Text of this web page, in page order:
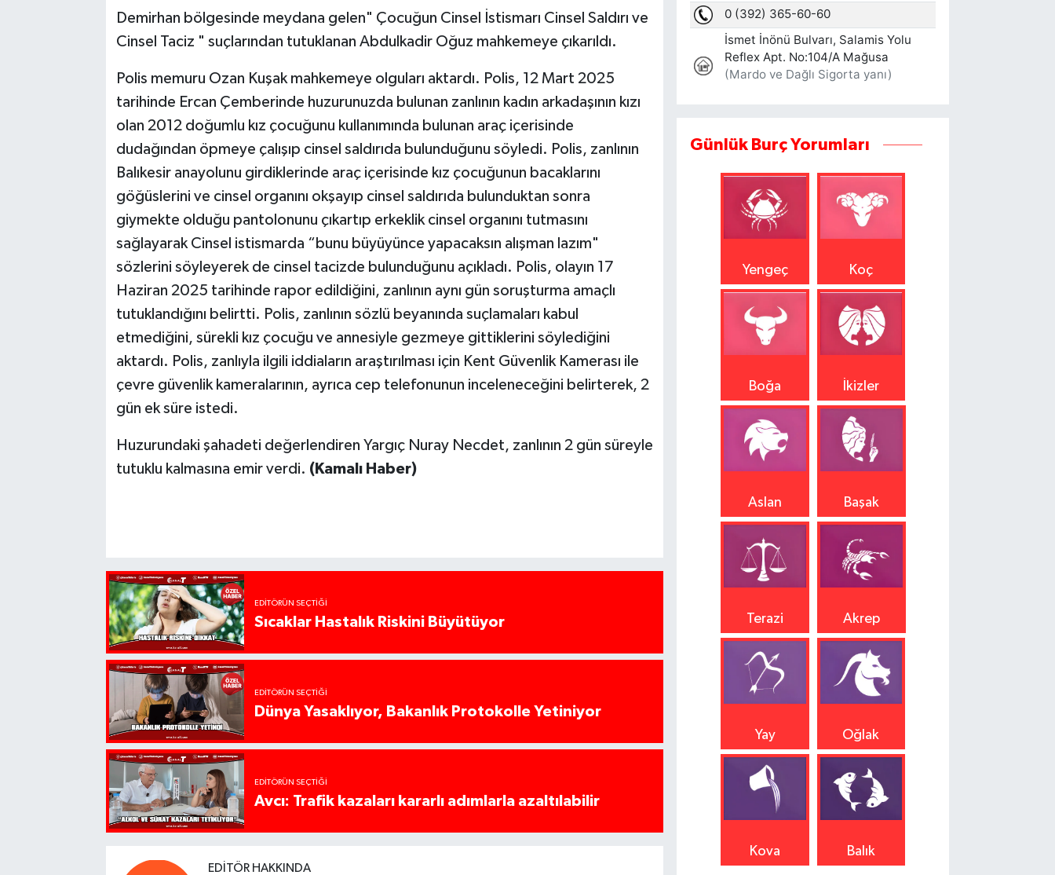
Demirhan bölgesinde meydana gelen" Çocuğun Cinsel İstismarı Cinsel Saldırı ve
Cinsel Taciz " suçlarından tutuklanan Abdulkadir Oğuz mahkemeye çıkarıldı.
Polis memuru Ozan Kuşak mahkemeye olguları aktardı. Polis, 12 Mart 2025
tarihinde Ercan Çemberinde huzurunuzda bulunan zanlının kadın arkadaşının kızı
olan 2012 doğumlu kız çocuğunu kullanımında bulunan araç içerisinde
dudağından öpmeye çalışıp cinsel saldırıda bulunduğunu söyledi. Polis, zanlının
Balıkesir anayolunu girdiklerinde araç içerisinde kız çocuğunun bacaklarını
göğüslerini ve cinsel organını okşayıp cinsel saldırıda bulunduktan sonra
giymekte olduğu pantolonunu çıkartıp erkeklik cinsel organını tutmasını
sağlayarak Cinsel istismarda “bunu büyüyünce yapacaksın alışman lazım"
sözlerini söyleyerek de cinsel tacizde bulunduğunu açıkladı. Polis, olayın 17
Haziran 2025 tarihinde rapor edildiğini, zanlının aynı gün soruşturma amaçlı
tutuklandığını belirtti. Polis, zanlının sözlü beyanında suçlamaları kabul
etmediğini, sürekli kız çocuğu ve annesiyle gezmeye gittiklerini söylediğini
aktardı. Polis, zanlıyla ilgili iddiaların araştırılması için Kent Güvenlik Kamerası ile
çevre güvenlik kameralarının, ayrıca cep telefonunun inceleneceğini belirterek, 2
gün ek süre istedi.
Huzurundaki şahadeti değerlendiren Yargıç Nuray Necdet, zanlının 2 gün süreyle
tutuklu kalmasına emir verdi. (Kamalı Haber)
EDITÖRÜN SEÇTIĞI
Sıcaklar Hastalık Riskini Büyütüyor
EDITÖRÜN SEÇTIĞI
Dünya Yasaklıyor, Bakanlık Protokolle Yetiniyor
EDITÖRÜN SEÇTIĞI
Avcı: Trafik kazaları kararlı adımlarla azaltılabilir
EDITÖR HAKKINDA
Günlük Burç Yorumları
Yengeç Koç
Boğa İkizler
Aslan Başak
Terazi Akrep
Yay Oğlak
Kova Balık